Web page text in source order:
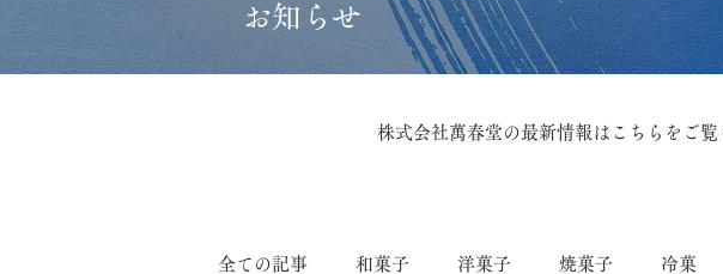
​お知らせ
株式会社萬春堂の最新情報はこちらをご
全ての記事 和菓子 洋菓子 焼菓子 冷菓